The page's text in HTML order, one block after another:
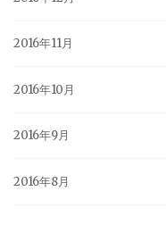
2016年11月
2016年10月
2016年9月
2016年8月